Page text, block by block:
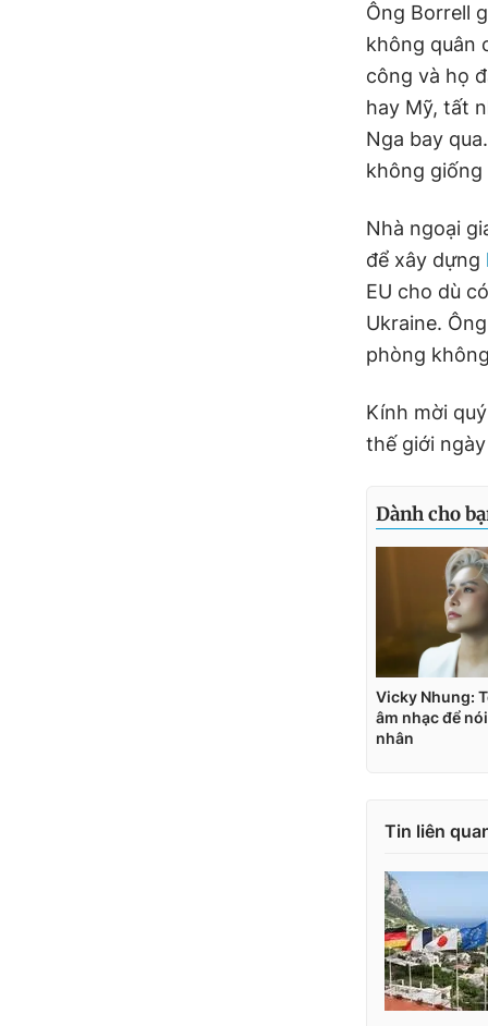
Ông Borrell
không quân
công và họ
hay Mỹ, tất
Nga bay
không giống
Nhà ngoại
để xây dựng
EU cho dù
Ukraine.
phòng
Kính mời
thế giới
Tin liên